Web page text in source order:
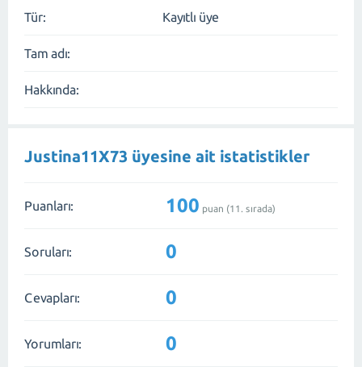
Tür: Kayıtlı üye
Tam adı:
Hakkında:
Justina11X73 üyesine ait istatistikler
Puanları: 100 puan (11 . sırada)
Soruları: 0
Cevapları: 0
Yorumları: 0